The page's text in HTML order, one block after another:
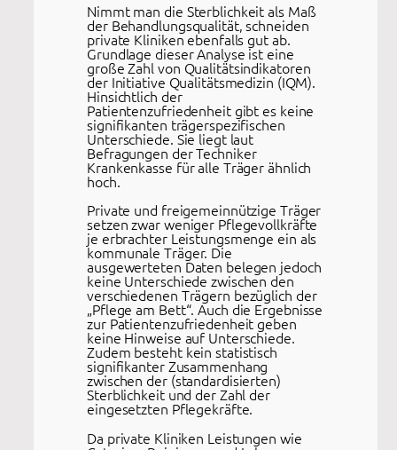
Nimmt man die Sterblichkeit als Maß
der Behandlungsqualität, schneiden
private Kliniken ebenfalls gut ab.
Grundlage dieser Analyse ist eine
große Zahl von Qualitätsindikatoren
der Initiative Qualitätsmedizin (IQM).
Hinsichtlich der
Patientenzufriedenheit gibt es keine
signifikanten trägerspezifischen
Unterschiede. Sie liegt laut
Befragungen der Techniker
Krankenkasse für alle Träger ähnlich
hoch.
Private und freigemeinnützige Träger
setzen zwar weniger Pflegevollkräfte
je erbrachter Leistungsmenge ein als
kommunale Träger. Die
ausgewerteten Daten belegen jedoch
keine Unterschiede zwischen den
verschiedenen Trägern bezüglich der
„Pflege am Bett“. Auch die Ergebnisse
zur Patientenzufriedenheit geben
keine Hinweise auf Unterschiede.
Zudem besteht kein statistisch
signifikanter Zusammenhang
zwischen der (standardisierten)
Sterblichkeit und der Zahl der
eingesetzten Pflegekräfte.
Da private Kliniken Leistungen wie